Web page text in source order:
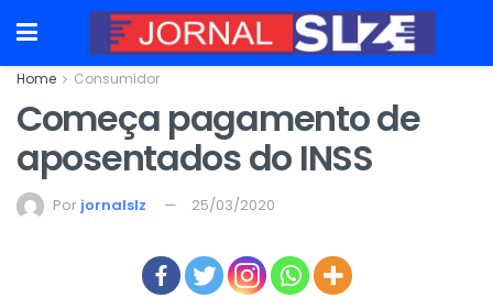
Home Consumidor
Começa pagamento de
aposentados do INSS
Por jornalslz 25/03/2020